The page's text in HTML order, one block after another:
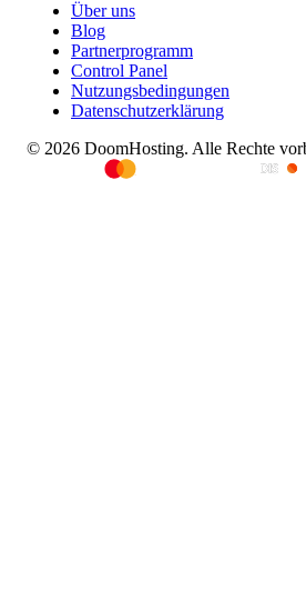
Über uns
Blog
Partnerprogramm
Control Panel
Nutzungsbedingungen
Datenschutzerklärung
© 2026 DoomHosting. Alle Rechte